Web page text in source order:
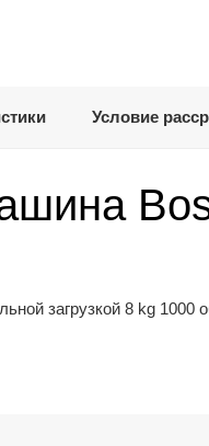
Условие
загрузкой 8 kg 1000